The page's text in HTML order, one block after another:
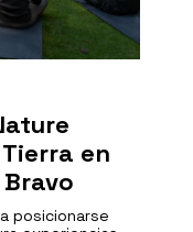
en
posicionarse